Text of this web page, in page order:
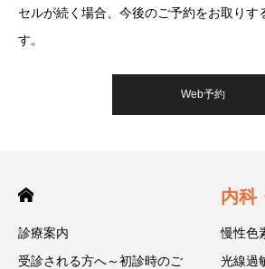
セルが続く場合、今後のご予約をお取りす
す。
Web予約
診療案内
受診される方へ～初診時のご
内科
慢性色
光線過